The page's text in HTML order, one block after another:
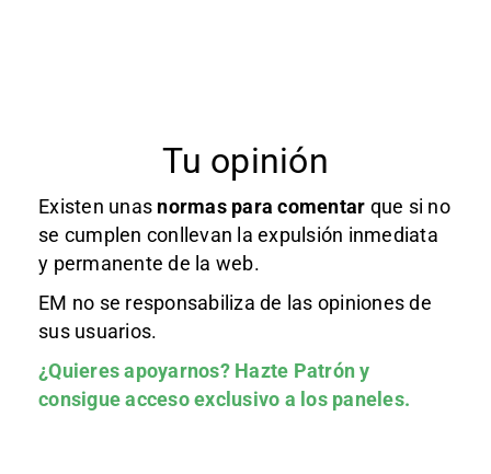
Tu opinión
Existen unas normas para comentar que si no
se cumplen conllevan la expulsión inmediata
y permanente de la web.
EM no se responsabiliza de las opiniones de
sus usuarios.
¿Quieres apoyarnos? Hazte Patróny
consigue acceso exclusivo a los paneles.